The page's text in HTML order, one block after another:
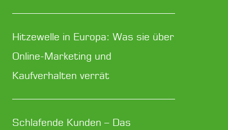
Hitzewelle in Europa: Was sie über
Online-Marketing und
Kaufverhalten verrät
Schlafende Kunden – Das